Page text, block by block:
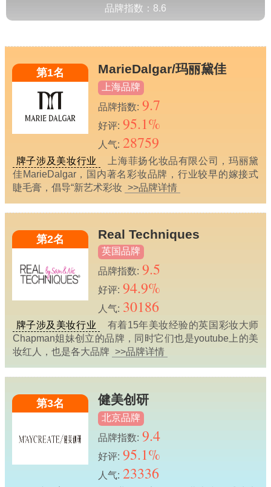
品牌指数： 8.6
第1名 MarieDalgar/玛丽黛佳
上海品牌
品牌指数: 9.7
好评: 95.1%
人气: 28759
牌子涉及美妆行业
上海菲扬化妆品有限公司，玛丽黛
佳MarieDalgar，国内著名彩妆品牌，行业较早的嫁接式
睫毛膏，倡导“新艺术彩妆 >>品牌详情
第2名 Real Techniques
英国品牌
品牌指数: 9.5
好评: 94.9%
人气: 30186
牌子涉及美妆行业
有着15年美妆经验的英国彩妆大师
Chapman姐妹创立的品牌，同时它们也是youtube上的美
妆红人，也是各大品牌 >>品牌详情
第3名 健美创研
北京品牌
品牌指数: 9.4
好评: 95.1%
人气: 23336